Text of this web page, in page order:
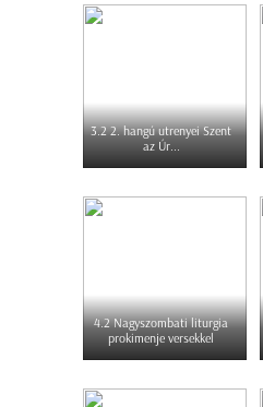
3.2 2. hangú utrenyei Szent
az Úr...
4.2 Nagyszombati liturgia
prokimenje versekkel